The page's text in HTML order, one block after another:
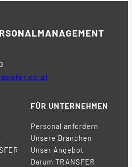
FÜR UNTERNEHMEN
Personal anfordern
Unsere Branchen
Unser Angebot
Darum TRANSFER